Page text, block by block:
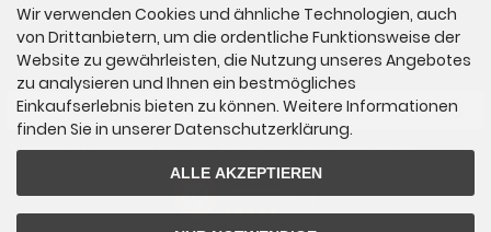
Newsletter-Anmeldung
E-Mail-Adresse:
Der Newsletter kann jederzeit hier oder in Ihrem Kundenkonto abbestellt werden.
SEHR GUT
Wir verwenden Cookies und ähnliche Technologien, auch
von Drittanbietern, um die ordentliche Funktionsweise der
Website zu gewährleisten, die Nutzung unseres Angebotes
zu analysieren und Ihnen ein bestmögliches
Einkaufserlebnis bieten zu können. Weitere Informationen
finden Sie in unserer Datenschutzerklärung.
ALLE AKZEPTIEREN